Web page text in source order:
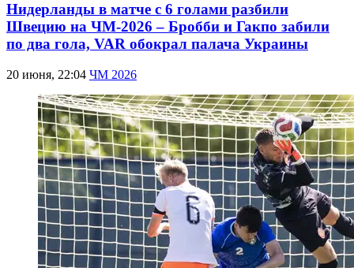
Нидерланды в матче с 6 голами разбили
Швецию на ЧМ-2026 – Бробби и Гакпо забили
по два гола, VAR обокрал палача Украины
20 июня, 22:04 ЧМ 2026